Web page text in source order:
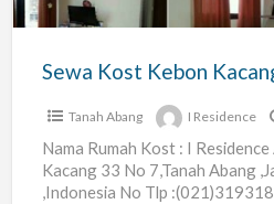
Plaza
Tanah
Abang
Jakarta
Tanah Abang I Residence
Nama Rumah Kost : I
Kacang 33 No 7,Tanah Abang
,Indonesia No Tlp